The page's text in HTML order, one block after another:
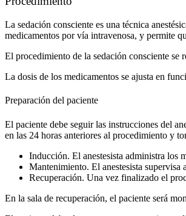
La sedación consciente es una técnica
medicamentos por vía intravenosa, y permite
El procedimiento de la sedación consciente se
La dosis de los medicamentos se ajusta en
Preparación del paciente
El paciente debe seguir las instrucciones del
en las 24 horas anteriores al procedimiento y
Inducción. El anestesista administra los
Mantenimiento. El anestesista
Recuperación. Una vez finalizado el
En la sala de recuperación, el paciente será